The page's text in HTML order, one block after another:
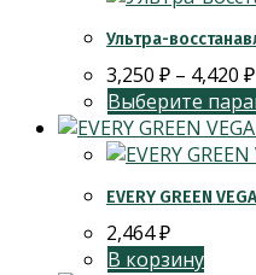
Ультра-
3,250 ₽ – 4,420 ₽
Выберите
EVERY GREEN
2,464₽
В корзину